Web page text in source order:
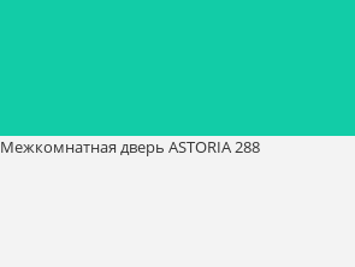
Межкомнатная дверь ASTORIA 288